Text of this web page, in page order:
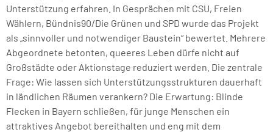
Unterstützung erfahren. In Gesprächen mit CSU, Freien
Wählern, Bündnis90/Die Grünen und SPD wurde das Projekt
als „sinnvoller und notwendiger Baustein“ bewertet. Mehrere
Abgeordnete betonten, queeres Leben dürfe nicht auf
Großstädte oder Aktionstage reduziert werden. Die zentrale
Frage: Wie lassen sich Unterstützungsstrukturen dauerhaft
in ländlichen Räumen verankern? Die Erwartung: Blinde
Flecken in Bayern schließen, für junge Menschen ein
attraktives Angebot bereithalten und eng mit dem